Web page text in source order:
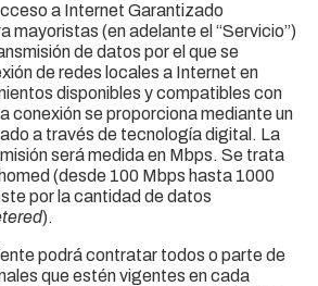
a Internet Garantizado
mayoristas (en adelante el “Servicio”)
de datos por el que se
de redes locales a Internet en
disponibles y compatibles con
conexión se proporciona mediante un
a través de tecnología digital. La
será medida en Mbps. Se trata
(desde 100 Mbps hasta 1000
por la cantidad de datos
).
podrá contratar todos o parte de
que estén vigentes en cada